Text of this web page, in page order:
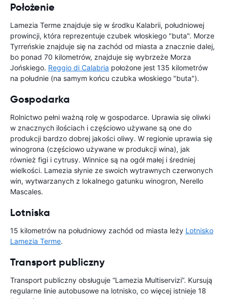
Położenie
Lamezia Terme znajduje się w środku Kalabrii, południowej
prowincji, która reprezentuje czubek włoskiego "buta". Morze
Tyrreńskie znajduje się na zachód od miasta a znacznie dalej,
bo ponad 70 kilometrów, znajduje się wybrzeże Morza
Jońskiego. Reggio di Calabria położone jest 135 kilometrów
na południe (na samym końcu czubka włoskiego "buta").
Gospodarka
Rolnictwo pełni ważną rolę w gospodarce. Uprawia się oliwki
w znacznych ilościach i częściowo używane są one do
produkcji bardzo dobrej jakości oliwy. W regionie uprawia się
winogrona (częściowo używane w produkcji wina), jak
również figi i cytrusy. Winnice są na ogół małej i średniej
wielkości. Lamezia słynie ze swoich wytrawnych czerwonych
win, wytwarzanych z lokalnego gatunku winogron, Nerello
Mascales.
Lotniska
15 kilometrów na południowy zachód od miasta leży Lotnisko
Lamezia Terme.
Transport publiczny
Transport publiczny obsługuje “Lamezia Multiservizi”. Kursują
regularne linie autobusowe na lotnisko, co więcej istnieje 18